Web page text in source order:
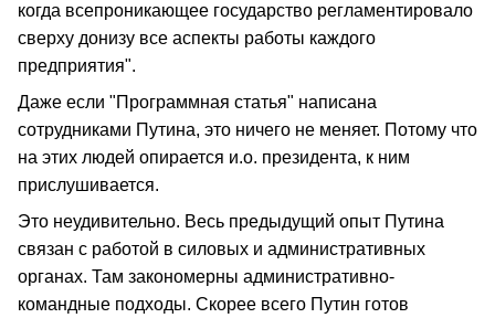
когда всепроникающее государство регламентировало
сверху донизу все аспекты работы каждого
предприятия".
Даже если "Программная статья" написана
сотрудниками Путина, это ничего не меняет. Потому что
на этих людей опирается и.о. президента, к ним
прислушивается.
Это неудивительно. Весь предыдущий опыт Путина
связан с работой в силовых и административных
органах. Там закономерны административно-
командные подходы. Скорее всего Путин готов